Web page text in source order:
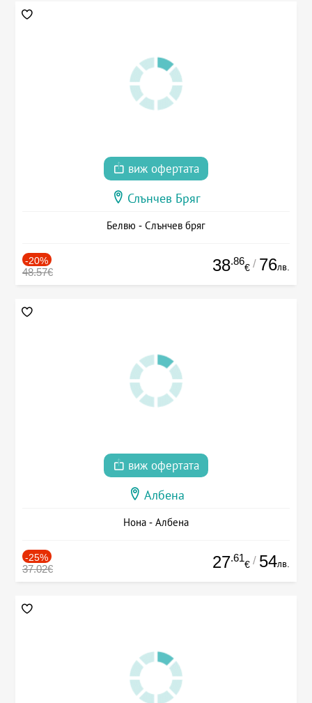
виж офертата
Слънчев Бряг
Белвю - Слънчев бряг
-20%
48.57€ 38.86
€ / 76лв.
виж офертата
Албена
Нона - Албена
-25%
37.02€ 27.61
€ / 54лв.